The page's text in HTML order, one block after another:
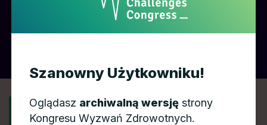
POWRÓT
Szanowny Użytkowniku!
Oglądasz archiwalną wersję strony
Kongresu Wyzwań Zdrowotnych.